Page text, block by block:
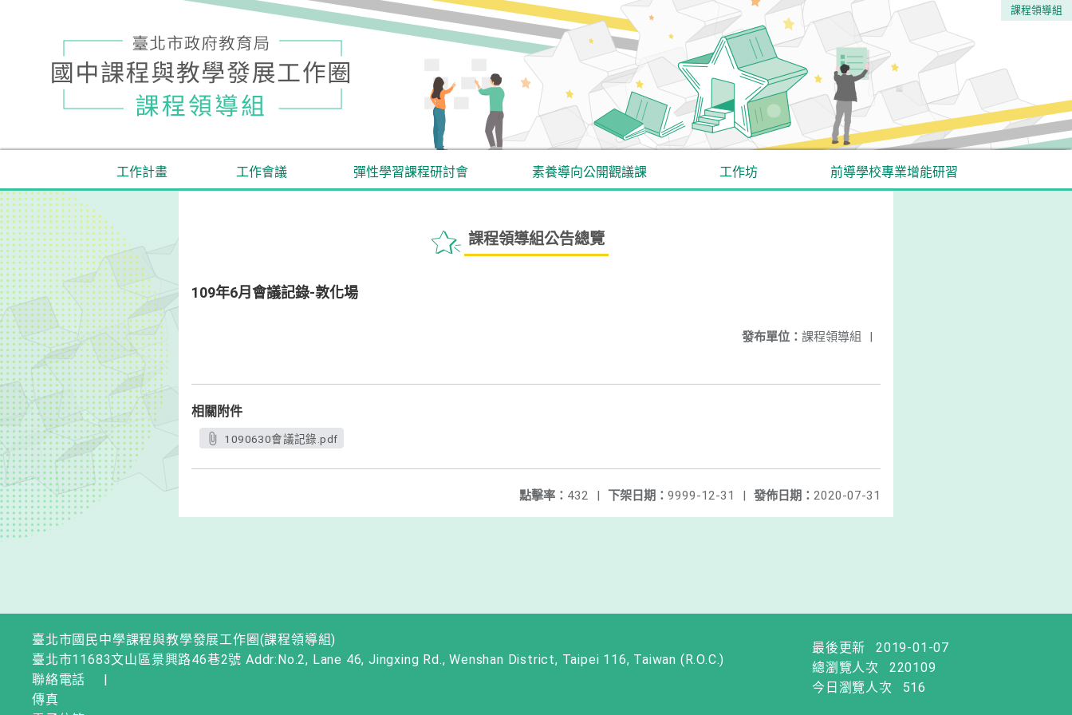
課程領導組
工作計畫 工作會議 彈性學習課程研討會 素養導向公開觀議課 工作坊 前導學校專業增能研習
課程領導組公告總覽
109年6月會議記錄-敦化場
發布單位： 課程領導組 |
相關附件
1090630會議記錄.pdf
發佈日期： 2020-07-31
下架日期： 9999-12-31 |
點擊率： 432 |
臺北市國民中學課程與教學發展工作圈(課程領導組)
臺北市11683文山區景興路46巷2號 Addr:No.2, Lane 46, Jingxing Rd., Wenshan District, Taipei 116, Taiwan (R.O.C.)
聯絡電話
|
傳真
最後更新
2019-01-07
總瀏覽人次
220109
今日瀏覽人次
516